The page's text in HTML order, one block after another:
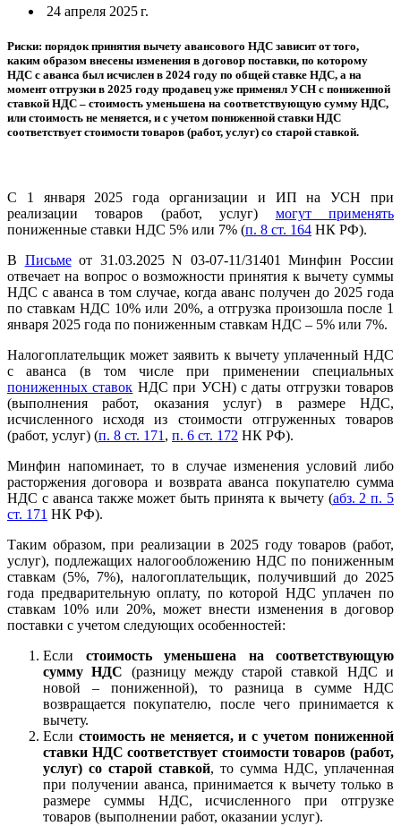
24 апреля 2025 г.
Риски: порядок принятия вычету авансового НДС зависит от того,
каким образом внесены изменения в договор поставки, по которому
НДС с аванса был исчислен в 2024 году по общей ставке НДС, а на
момент отгрузки в 2025 году продавец уже применял УСН с пониженной
ставкой НДС – стоимость уменьшена на соответствующую сумму НДС,
или стоимость не меняется, и с учетом пониженной ставки НДС
соответствует стоимости товаров (работ, услуг) со старой ставкой.
С 1 января 2025 года организации и ИП на УСН при
реализации товаров (работ, услуг) могут применять
пониженные ставки НДС 5% или 7% (п. 8 ст. 164 НК РФ).
В Письмеот 31.03.2025 N 03-07-11/31401 Минфин России
отвечает на вопрос о возможности принятия к вычету суммы
НДС с аванса в том случае, когда аванс получен до 2025 года
по ставкам НДС 10% или 20%, а отгрузка произошла после 1
января 2025 года по пониженным ставкам НДС – 5% или 7%.
Налогоплательщик может заявить к вычету уплаченный НДС
с аванса (в том числе при применении специальных
пониженных ставок НДС при УСН) с даты отгрузки товаров
(выполнения работ, оказания услуг) в размере НДС,
исчисленного исходя из стоимости отгруженных товаров
(работ, услуг) (п. 8 ст. 171 , п. 6 ст. 172 НК РФ).
Минфин напоминает, то в случае изменения условий либо
расторжения договора и возврата аванса покупателю сумма
НДС с аванса также может быть принята к вычету (абз. 2 п. 5
ст. 171 НК РФ).
Таким образом, при реализации в 2025 году товаров (работ,
услуг), подлежащих налогообложению НДС по пониженным
ставкам (5%, 7%), налогоплательщик, получивший до 2025
года предварительную оплату, по которой НДС уплачен по
ставкам 10% или 20%, может внести изменения в договор
поставки с учетом следующих особенностей:
Если стоимость уменьшена на соответствующую
сумму НДС (разницу между старой ставкой НДС и
новой – пониженной), то разница в сумме НДС
возвращается покупателю, после чего принимается к
вычету.
Если стоимость не меняется, и с учетом пониженной
ставки НДС соответствует стоимости товаров (работ,
услуг) со старой ставкой, то сумма НДС, уплаченная
при получении аванса, принимается к вычету только в
размере суммы НДС, исчисленного при отгрузке
товаров (выполнении работ, оказании услуг).